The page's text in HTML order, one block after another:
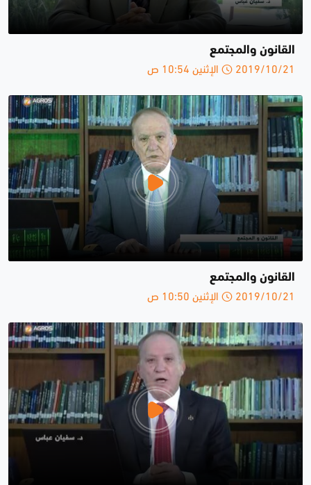
القانون والمجتمع
2019/10/21 الإثنين 10:54 ص
القانون والمجتمع
2019/10/21 الإثنين 10:50 ص